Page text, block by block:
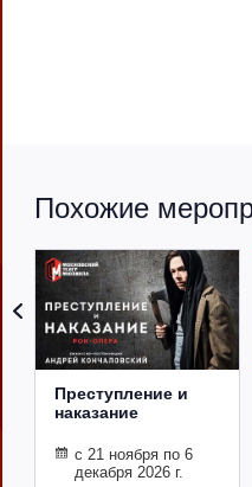
Похожие
Преступление и
наказание
с 21 ноября по 6
декабря 2026 г.